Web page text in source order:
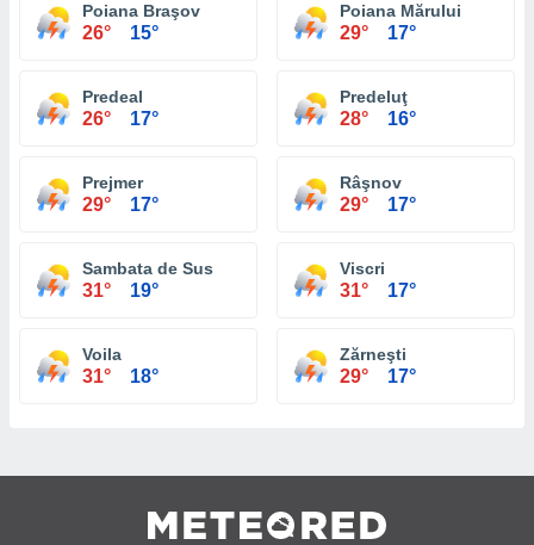
Poiana Braşov
26° 15°
Poiana Mărului
29° 17°
Predeal
26° 17°
Predeluţ
28° 16°
Prejmer
29° 17°
Râşnov
29° 17°
Sambata de Sus
31° 19°
Viscri
31° 17°
Voila
31° 18°
Zărneşti
29° 17°